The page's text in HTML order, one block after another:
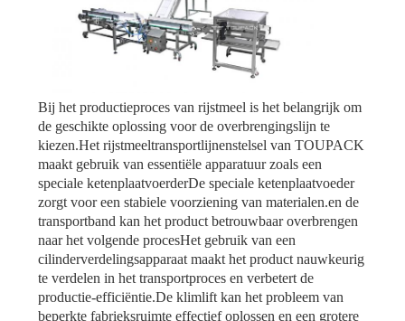
Bij het productieproces van rijstmeel is het belangrijk om
de geschikte oplossing voor de overbrengingslijn te
kiezen.Het rijstmeeltransportlijnenstelsel van TOUPACK
maakt gebruik van essentiële apparatuur zoals een
speciale ketenplaatvoerderDe speciale ketenplaatvoeder
zorgt voor een stabiele voorziening van materialen.en de
transportband kan het product betrouwbaar overbrengen
naar het volgende procesHet gebruik van een
cilinderverdelingsapparaat maakt het product nauwkeurig
te verdelen in het transportproces en verbetert de
productie-efficiëntie.De klimlift kan het probleem van
beperkte fabrieksruimte effectief oplossen en een grotere